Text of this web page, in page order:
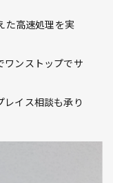
た高速処理を実
ワンストップでサ
イス相談も承り